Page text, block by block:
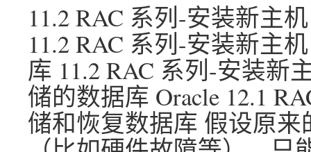
11.2 RAC 系列-安装新主
11.2 RAC 系列-安装新主
库 11.2 RAC 系列-安装新
储的数据库 Oracle 12.1
储和恢复数据库 假设原